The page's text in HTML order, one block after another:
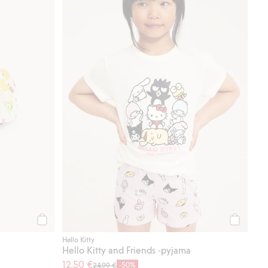
Hello Kitty
Hello Kitty and Friends -pyjama
12,50 €24,99 € -50%